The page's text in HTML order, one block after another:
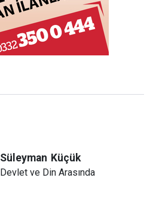
Süleyman Küçük
Devlet ve Din Arasında